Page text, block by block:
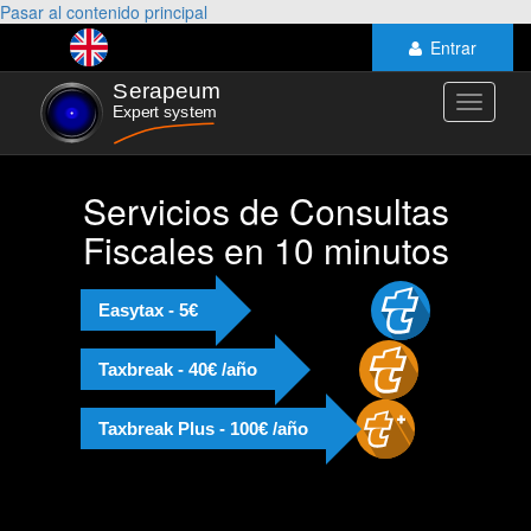
Pasar al contenido principal
Entrar
Toggle
Servicios de Consultas
Fiscales en 10 minutos
Easytax - 5€
Taxbreak - 40€ /año
Taxbreak Plus - 100€ /año